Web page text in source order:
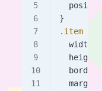
}
.item
  width: